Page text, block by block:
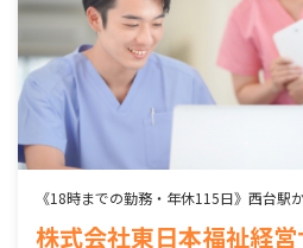
《18時までの勤務・年休115日》西台駅
株式会社東日本福祉経